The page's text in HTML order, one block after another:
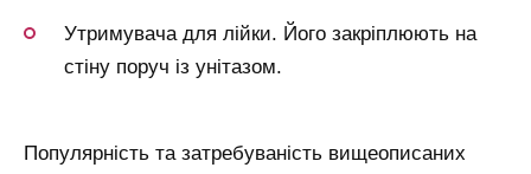
Утримувача для лійки. Його закріплюють на
стіну поруч із унітазом.
Популярність та затребуваність вищеописаних